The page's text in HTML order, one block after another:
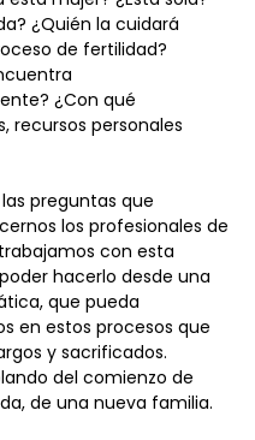
¿Quién la cuidará
de fertilidad?
¿Con qué
recursos personales
preguntas que
los profesionales de
con esta
hacerlo desde una
que pueda
en estos procesos que
y sacrificados.
del comienzo de
de una nueva familia.